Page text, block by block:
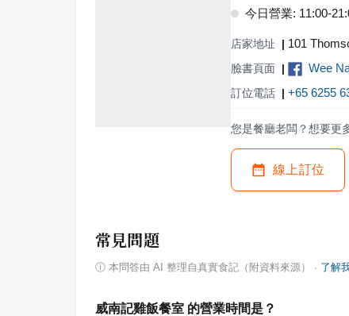
今日營業: 11:00-
店家地址 | 101
臉書頁面 | Wee
訂位電話 | +65 6255
您是餐廳老闆？想要更
線上訂位
常見問題
ⓘ 本問答由 AI 整理自真實食記（附資料來源） · 了解
威南記雞飯餐室 的營業時間是？